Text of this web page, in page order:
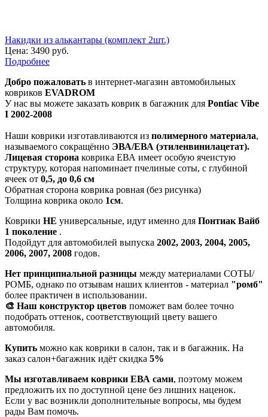
Накидки из алькантары (комплект 2шт.)
Цена: 3490 руб.
Подробнее
Добро пожаловать в интернет-магазин автомобильных
ковриков EVADROM
У нас вы можете заказать коврик в багажник для Pontiac Vibe
I 2002-2008
Наши коврики изготавливаются из полимерного материала,
называемого сокращённо ЭВА/ЕВА (этиленвинилацетат).
Лицевая сторона коврика ЕВА имеет особую ячеистую
структуру, которая напоминает пчелиные соты, с глубиной
ячеек от 0,5, до 0,6 см
Обратная сторона коврика ровная (без рисунка)
Толщина коврика около 1см.
Коврики НЕ универсальные, идут именно для Понтиак Вайб
1 поколение .
Подойдут для автомобилей выпуска 2002, 2003, 2004, 2005,
2006, 2007, 2008 годов.
Нет принципиальной разницы между материалами СОТЫ/
РОМБ, однако по отзывам наших клиентов - материал "ромб"
более практичен в использовании.
🎨 Наш конструктор цветов поможет вам более точно
подобрать оттенок, соответствующий цвету вашего
автомобиля.
Купить можно как коврики в салон, так и в багажник. На
заказ салон+багажник идёт скидка 5%
Мы изготавливаем коврики ЕВА сами, поэтому можем
предложить их по доступной цене без лишних наценок.
Если у вас возникли дополнительные вопросы, мы будем
рады Вам помочь.